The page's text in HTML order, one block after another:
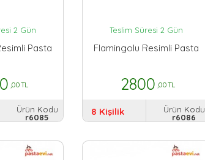
2 Gün
Pasta
,00 TL
Ürün Kodu
r6085
Teslim Süresi 2 Gün
Flamingolu Resimli Pasta
2800 ,00 TL
8 Kişilik
Ürün Kodu
r6086